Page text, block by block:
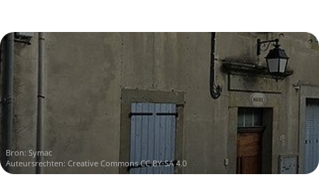
Bron: Symac
Auteursrechten: Creative Commons CC BY-SA 4.0